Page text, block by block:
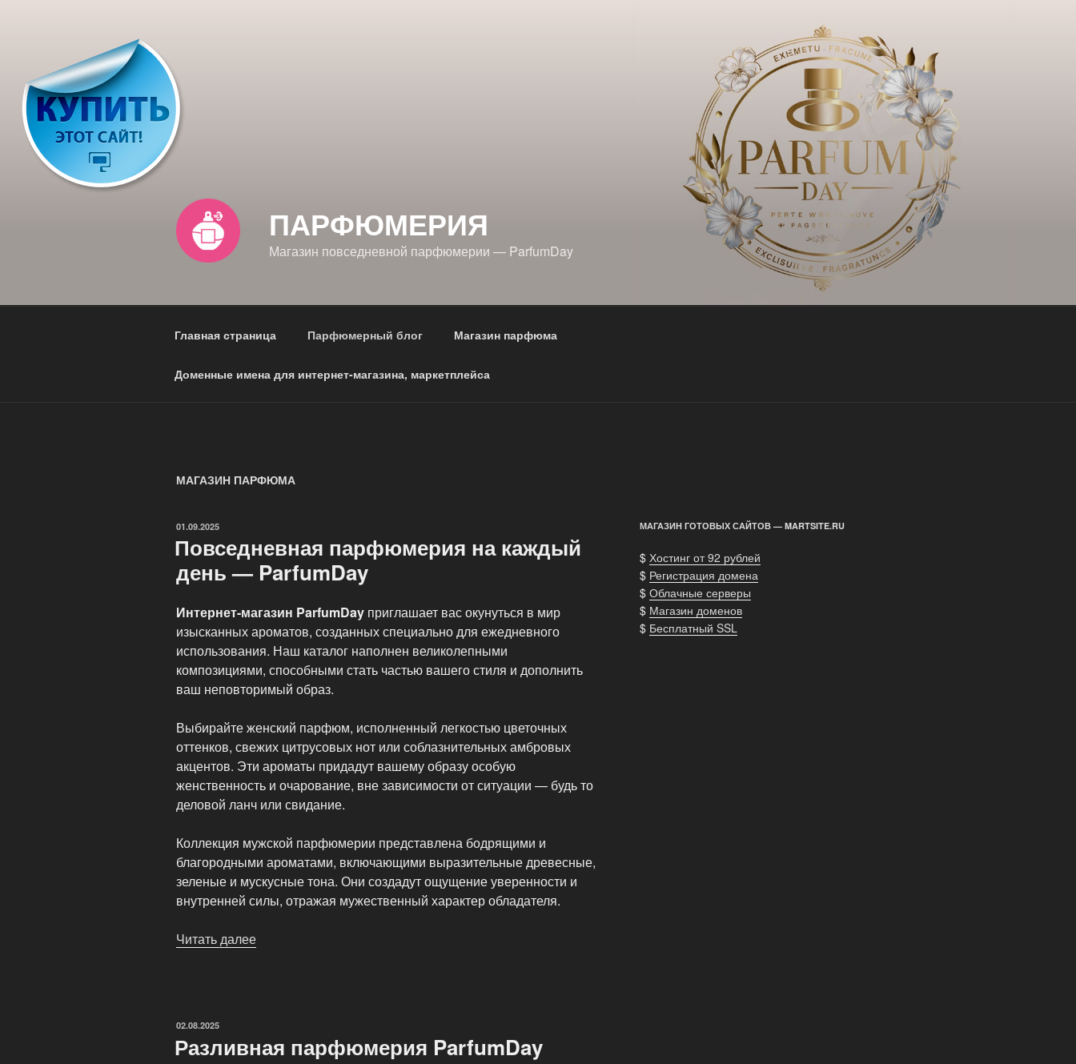
ПАРФЮМЕРИЯ
Магазин повседневной парфюмерии — ParfumDay
Главная страница Парфюмерный блог Магазин парфюма
Доменные имена для интернет-магазина, маркетплейса
МАГАЗИН ПАРФЮМА
ОПУБЛИКОВАНО
01.09.2025
Повседневная парфюмерия на каждый
день — ParfumDay
Интернет-магазин ParfumDay приглашает вас окунуться в мир
изысканных ароматов, созданных специально для ежедневного
использования. Наш каталог наполнен великолепными
композициями, способными стать частью вашего стиля и дополнить
ваш неповторимый образ.
Выбирайте женский парфюм, исполненный легкостью цветочных
оттенков, свежих цитрусовых нот или соблазнительных амбровых
акцентов. Эти ароматы придадут вашему образу особую
женственность и очарование, вне зависимости от ситуации — будь то
деловой ланч или свидание.
Коллекция мужской парфюмерии представлена бодрящими и
благородными ароматами, включающими выразительные древесные,
зеленые и мускусные тона. Они создадут ощущение уверенности и
внутренней силы, отражая мужественный характер обладателя.
Читать далее
ParfumDay»
ОПУБЛИКОВАНО
02.08.2025
Разливная парфюмерия ParfumDay
МАГАЗИН ГОТОВЫХ САЙТОВ — MARTSITE.RU
$ Хостинг от 92 рублей
$ Регистрация домена
$ Облачные серверы
$ Магазин доменов
$ Бесплатный SSL